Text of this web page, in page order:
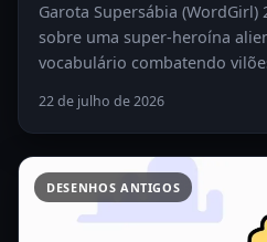
Garota Supersábia (WordGirl)
sobre uma super-heroína
vocabulário combatendo
22 de julho de 2026
DESENHOS ANTIGOS